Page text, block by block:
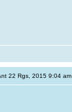
22 Rgs, 2015 9:04 am